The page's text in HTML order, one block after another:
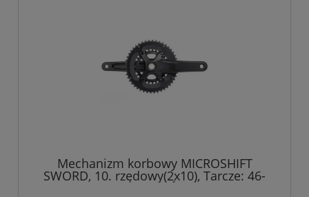
Mechanizm korbowy MICROSHIFT
SWORD, 10. rzędowy(2x10), Tarcze: 46-
29T, Ramię 170mm, Średnica wałku